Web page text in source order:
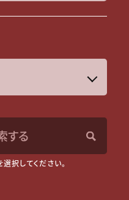
する
択してください。